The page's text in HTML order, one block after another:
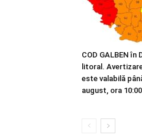
COD GALBEN în
litoral.
este valabilă
august, ora 10:00